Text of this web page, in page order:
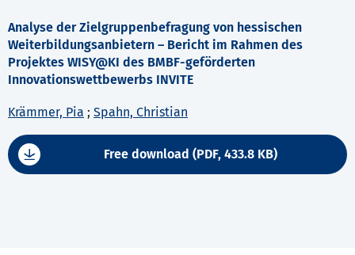
Analyse der Zielgruppenbefragung von hessischen
Weiterbildungsanbietern – Bericht im Rahmen des
Projektes WISY@KI des BMBF-geförderten
Innovationswettbewerbs INVITE
Krämmer, Pia ; Spahn, Christian
Free download (PDF, 433.8 KB)